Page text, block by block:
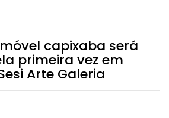
capixaba será
primeira vez em
Arte Galeria